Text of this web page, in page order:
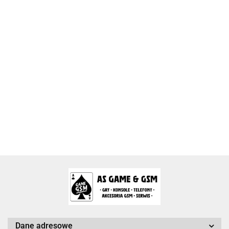
Arc System Works Europe
Dane adresowe